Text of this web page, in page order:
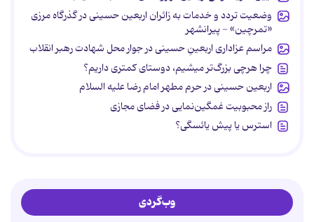
وضعیت تردد و خدمات به زائران اربعین حسینی در گذرگاه مرزی
«تمرچین» - پیرانشهر
مراسم عزاداری اربعینِ حسینی در جوار محل شهادت رهبر انقلاب
چرا هرچی بزرگ‌تر میشیم، دوستای کمتری داریم؟
اربعین حسینی در حرم مطهر امام رضا علیه السلام
راز محبوبیت غمگین‌نمایی در فضای مجازی
استرس یا پیش یائسگی؟
وب‌گردی